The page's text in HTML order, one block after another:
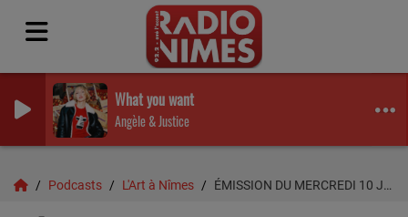
What you want
Angèle & Justice
Podcasts L'Art à Nîmes ÉMISSION DU MERCREDI 10 JUIN : LE SEMAPHORE, LA M.A.R.P.O.C. ET ERNEST PIGNON-ERNEST : REGARDS CROISÉS SUR LA CULTURE NIMOISE.